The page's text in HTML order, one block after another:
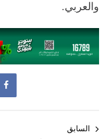
والعربي.
السابق